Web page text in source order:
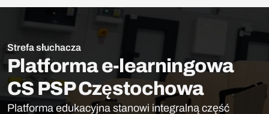
Strefa słuchacza
Platforma e-learningowa
CS PSP Częstochowa
Platforma edukacyjna stanowi integralną część